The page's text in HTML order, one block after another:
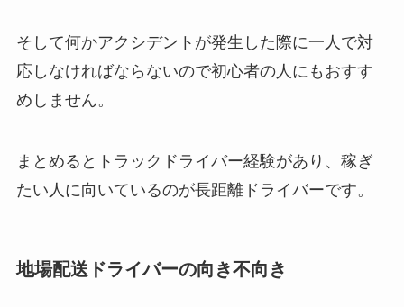
そして何かアクシデントが発生した際に一人で対
応しなければならないので初心者の人にもおすす
めしません。
まとめるとトラックドライバー経験があり、稼ぎ
たい人に向いているのが長距離ドライバーです。
地場配送ドライバーの向き不向き